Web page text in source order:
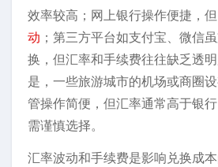
效率较高；网上银行操作便捷，
动 ；第三方平台如支付宝、微信
换，但汇率和手续费往往缺乏透
是，一些旅游城市的机场或商圈
管操作简便，但汇率通常高于银
需谨慎选择。
汇率波动和手续费是影响兑换成